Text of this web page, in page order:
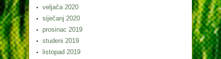
veljača 2020
siječanj 2020
prosinac 2019
studeni 2019
listopad 2019